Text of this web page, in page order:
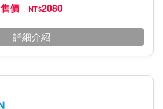
售價 NT$2080
詳細介紹